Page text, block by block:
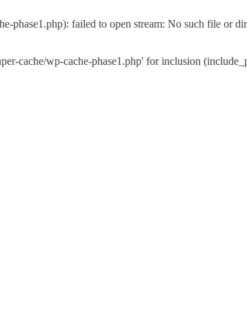
phase1.php): failed to open stream: No such file or
cache/wp-cache-phase1.php' for inclusion